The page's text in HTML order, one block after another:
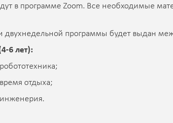
в программе Zoom. Все необходимые
двухнедельной программы будет выдан
6 лет):
отдыха;